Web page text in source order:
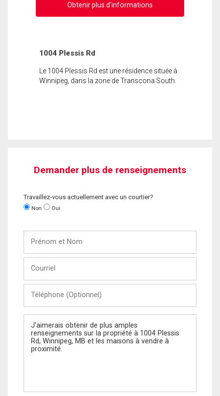
Obtenir plus d'informations
1004 Plessis Rd
Le 1004 Plessis Rd est une résidence située à
Winnipeg, dans la zone de Transcona South.
Demander plus de renseignements
Travaillez-vous actuellement avec un courtier?
Non Oui
Nom
(Optionnel)
Message